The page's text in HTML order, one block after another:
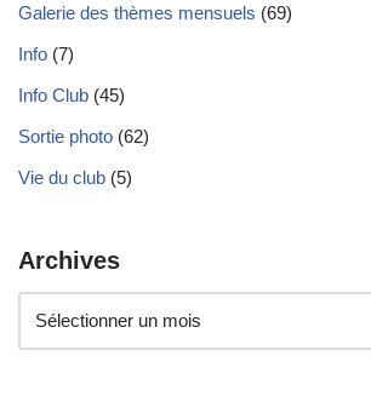
Galerie des thèmes mensuels (69)
Info (7)
Info Club (45)
Sortie photo (62)
Vie du club (5)
Archives